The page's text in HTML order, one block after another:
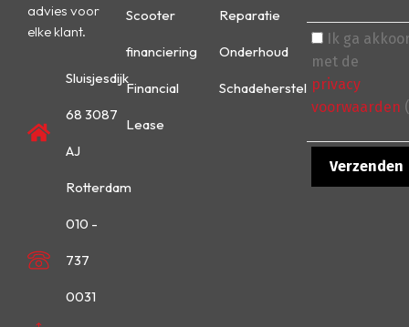
advies voor
elke klant.
Sluisjesdijk
68 3087
AJ
Rotterdam
010 -
737
0031
Scooter
financiering
Financial
Lease
Reparatie
Onderhoud
Schadeherstel
Ik ga
met de
privacy
voorwaarden